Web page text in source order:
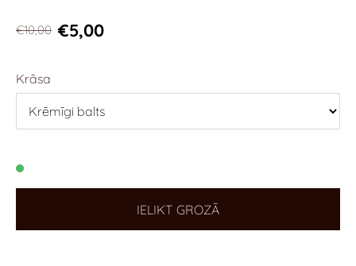
€10,00 €5,00
Krāsa
IELIKT GROZĀ